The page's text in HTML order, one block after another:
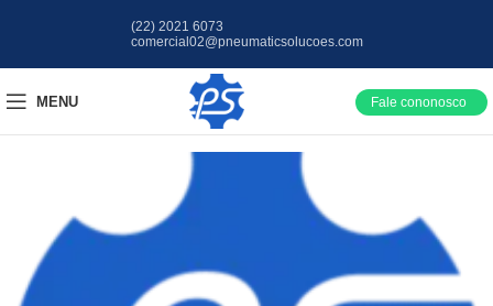
(22) 2021 6073
comercial02@pneumaticsolucoes.com
MENU Fale cononosco